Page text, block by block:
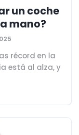
un coche
mano?
récord en la
está al alza, y